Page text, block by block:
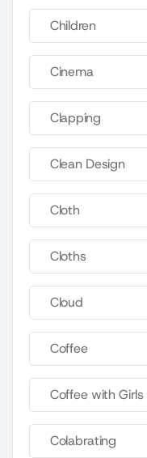
Children
Cinema
Clapping
Clean Design
Cloth
Cloths
Cloud
Coffee
Coffee with Girls
Colabrating